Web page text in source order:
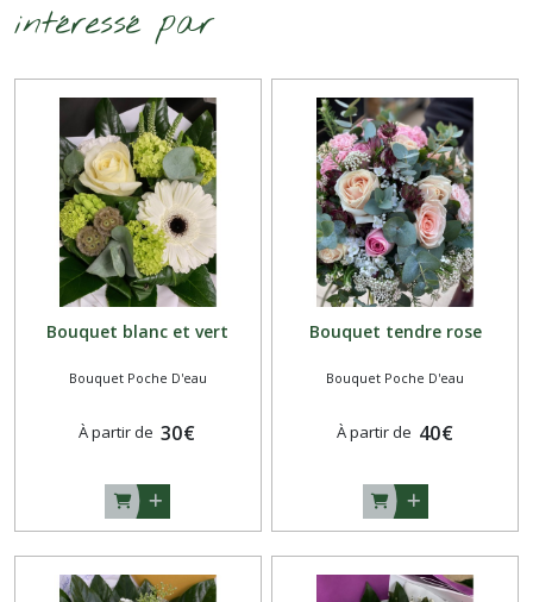
intéressé par
Bouquet blanc et vert
Bouquet Poche D'eau
À partir de 30€
Bouquet tendre rose
Bouquet Poche D'eau
À partir de 40€